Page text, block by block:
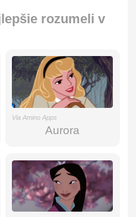
rozumeli v
Via Amino Apps
Aurora